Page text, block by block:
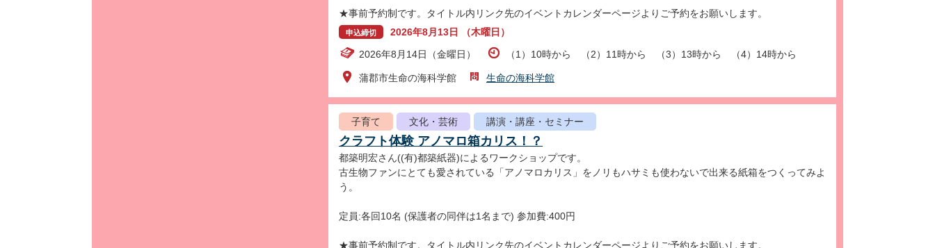
★事前予約制です。タイトル内リンク先のイベントカレンダーページよりご予約をお願いします。
申込締切 2026年8月13日 （木曜日）
2026年8月14日（金曜日） （1）10時から （2）11時から （3）13時から （4）14時から
蒲郡市生命の海科学館 生命の海科学館
子育て 文化・芸術 講演・講座・セミナー
クラフト体験 アノマロ箱カリス！？
都築明宏さん((有)都築紙器)によるワークショップです。
古生物ファンにとても愛されている「アノマロカリス」をノリもハサミも使わないで出来る紙箱をつくってみよ
う。
定員:各回10名 (保護者の同伴は1名まで) 参加費:400円
★事前予約制です。タイトル内リンク先のイベントカレンダーページよりご予約をお願いします。